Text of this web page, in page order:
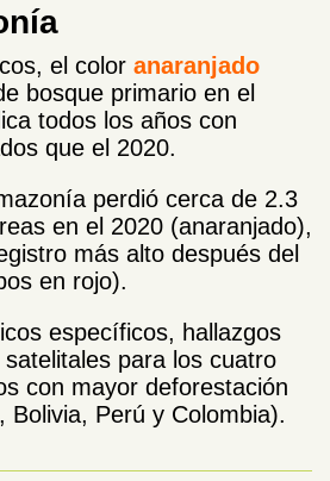
el color anaranjado
bosque primario en el
todos los años con
que el 2020.
perdió cerca de 2.3
en el 2020 (anaranjado),
más alto después del
en rojo).
específicos, hallazgos
para los cuatro
con mayor deforestación
Bolivia, Perú y Colombia).